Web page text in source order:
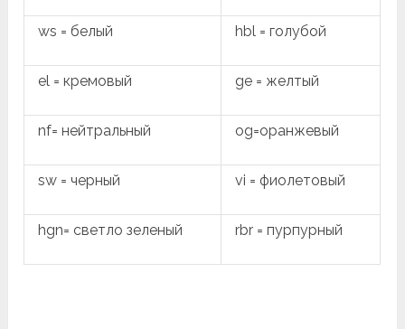
ws = белый hbl = голубой
el = кремовый ge = желтый
nf= нейтральный og=оранжевый
sw = черный vi = фиолетовый
hgn= светло зеленый rbr = пурпурный